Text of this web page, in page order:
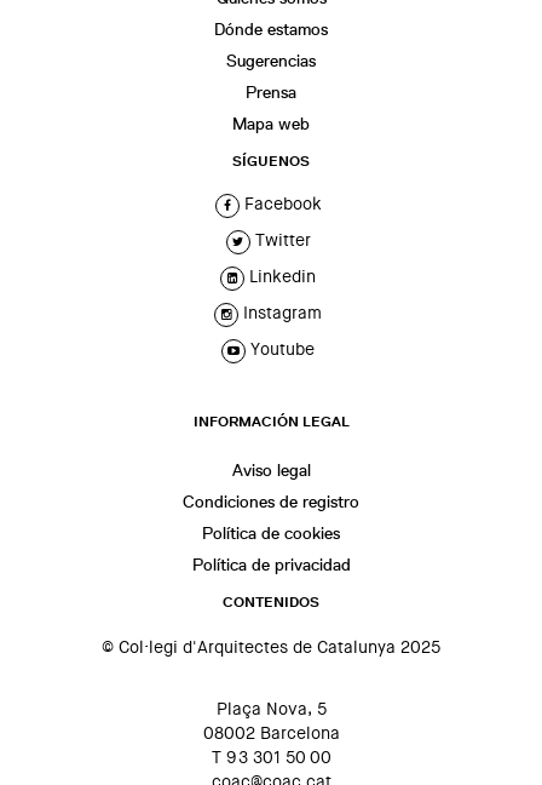
Dónde estamos
Sugerencias
Prensa
Mapa web
SÍGUENOS
Facebook
Twitter
Linkedin
Instagram
Youtube
INFORMACIÓN LEGAL
Aviso legal
Condiciones de registro
Política de cookies
Política de privacidad
CONTENIDOS
© Col·legi d'Arquitectes de Catalunya 2025
Plaça Nova, 5
08002 Barcelona
T 93 301 50 00